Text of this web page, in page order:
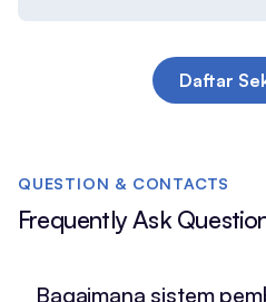
Daftar
QUESTION & CONTACTS
Frequently Ask
Bagaimana sistem